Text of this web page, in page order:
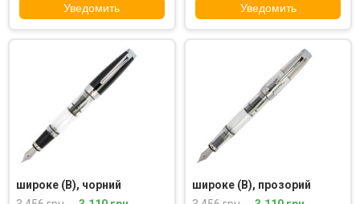
Уведомить Уведомить
широке (B), чорний
широке (B), прозорий